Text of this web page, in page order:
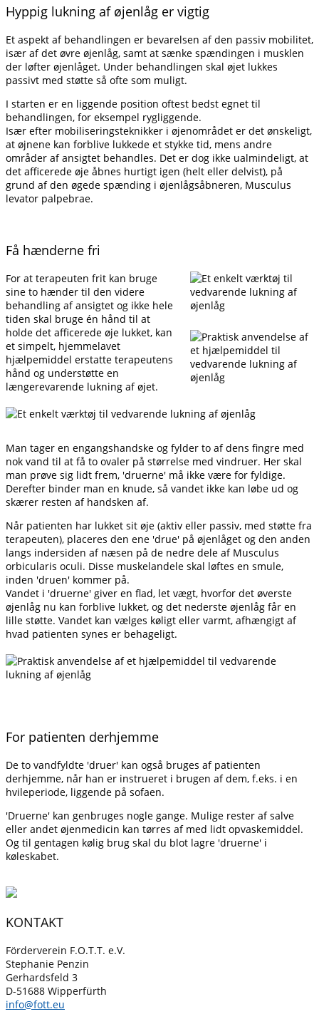
Hyppig lukning af øjenlåg er vigtig
Et aspekt af behandlingen er bevarelsen af den passiv mobilitet,
især af det øvre øjenlåg, samt at sænke spændingen i musklen
der løfter øjenlåget. Under behandlingen skal øjet lukkes
passivt med støtte så ofte som muligt.
I starten er en liggende position oftest bedst egnet til
behandlingen, for eksempel rygliggende.
Især efter mobiliseringsteknikker i øjenområdet er det ønskeligt,
at øjnene kan forblive lukkede et stykke tid, mens andre
områder af ansigtet behandles. Det er dog ikke ualmindeligt, at
det afficerede øje åbnes hurtigt igen (helt eller delvist), på
grund af den øgede spænding i øjenlågsåbneren, Musculus
levator palpebrae.
Få hænderne fri
For at terapeuten frit kan bruge
sine to hænder til den videre
behandling af ansigtet og ikke hele
tiden skal bruge én hånd til at
holde det afficerede øje lukket, kan
et simpelt, hjemmelavet
hjælpemiddel erstatte terapeutens
hånd og understøtte en
længerevarende lukning af øjet.
Man tager en engangshandske og fylder to af dens fingre med
nok vand til at få to ovaler på størrelse med vindruer. Her skal
man prøve sig lidt frem, 'druerne' må ikke være for fyldige.
Derefter binder man en knude, så vandet ikke kan løbe ud og
skærer resten af handsken af.
Når patienten har lukket sit øje (aktiv eller passiv, med støtte fra
terapeuten), placeres den ene 'drue' på øjenlåget og den anden
langs indersiden af næsen på de nedre dele af Musculus
orbicularis oculi. Disse muskelandele skal løftes en smule,
inden 'druen' kommer på.
Vandet i 'druerne' giver en flad, let vægt, hvorfor det øverste
øjenlåg nu kan forblive lukket, og det nederste øjenlåg får en
lille støtte. Vandet kan vælges køligt eller varmt, afhængigt af
hvad patienten synes er behageligt.
For patienten derhjemme
De to vandfyldte 'druer' kan også bruges af patienten
derhjemme, når han er instrueret i brugen af dem, f.eks. i en
hvileperiode, liggende på sofaen.
'Druerne' kan genbruges nogle gange. Mulige rester af salve
eller andet øjenmedicin kan tørres af med lidt opvaskemiddel.
Og til gentagen kølig brug skal du blot lagre 'druerne' i
køleskabet.
KONTAKT
Förderverein F.O.T.T. e.V.
Stephanie Penzin
Gerhardsfeld 3
D-51688 Wipperfürth
info@fott.eu